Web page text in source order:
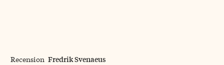
Recension Fredrik Svenaeus